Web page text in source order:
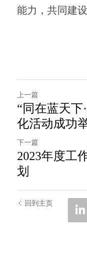
能力，共同建
上一篇
“同在蓝天下
化活动成功
下一篇
2023年度工
划
回到主页